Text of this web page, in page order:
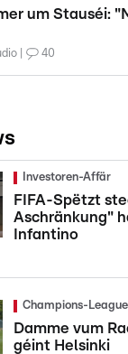
um Stauséi:
40
Investoren-Affär
FIFA-Spëtzt
Aschränkung"
Infantino
Champions-
Damme vum
géint Helsinki